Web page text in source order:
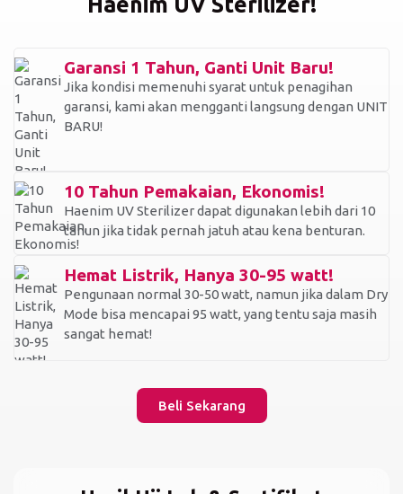
Garansi 1 Tahun, Ganti Unit Baru!
Jika kondisi memenuhi syarat untuk penagihan
garansi, kami akan mengganti langsung dengan UNIT
BARU!
10 Tahun Pemakaian, Ekonomis!
Haenim UV Sterilizer dapat digunakan lebih dari 10
tahun jika tidak pernah jatuh atau kena benturan.
Hemat Listrik, Hanya 30-95 watt!
Pengunaan normal 30-50 watt, namun jika dalam Dry
Mode bisa mencapai 95 watt, yang tentu saja masih
sangat hemat!
Beli Sekarang